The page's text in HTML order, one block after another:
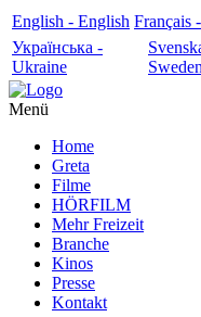
English - English Français
Українська -
Ukraine
Sweden
Menü
Home
Greta
Filme
HÖRFILM
Mehr Freizeit
Branche
Kinos
Presse
Kontakt